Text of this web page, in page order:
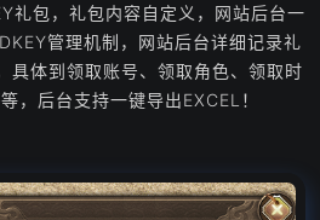
礼包，礼包内容自定义，网站后台一
管理机制，网站后台详细记录礼
具体到领取账号、领取角色、领取时
，后台支持一键导出EXCEL！